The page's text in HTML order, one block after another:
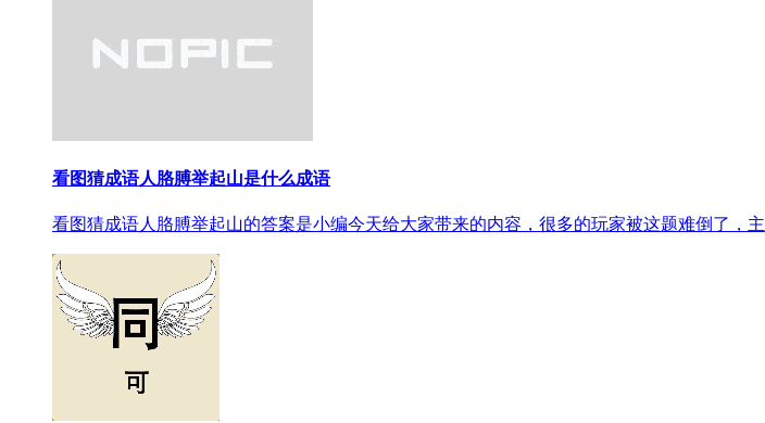
看图猜成语人胳膊举起山是什么成语
看图猜成语人胳膊举起山的答案是小编今天给大家带来的内容，很多的玩家被这题难倒了，主